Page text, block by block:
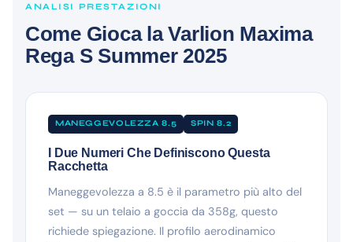
ANALISI PRESTAZIONI
Come Gioca la Varlion Maxima
Rega S Summer 2025
MANEGGEVOLEZZA 8.5 SPIN 8.2
I Due Numeri Che Definiscono Questa
Racchetta
Maneggevolezza a 8.5 è il parametro più alto del
set — su un telaio a goccia da 358g, questo
richiede spiegazione. Il profilo aerodinamico